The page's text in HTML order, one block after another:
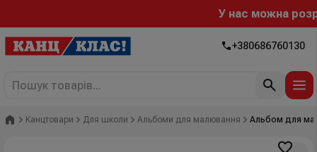
У нас можна
+380686760130
Головна
Канцтовари Для школи Альбоми для малювання Альбом для